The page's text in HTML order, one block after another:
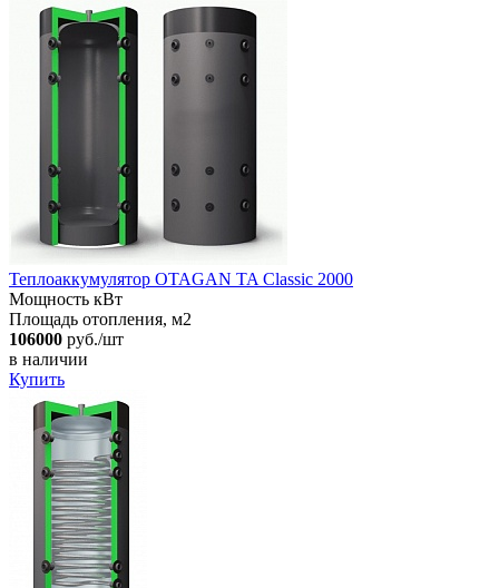
Теплоаккумулятор OTAGAN TA Classic 2000
Мощность кВт
Площадь отопления, м2
106000 руб./шт
в наличии
Купить